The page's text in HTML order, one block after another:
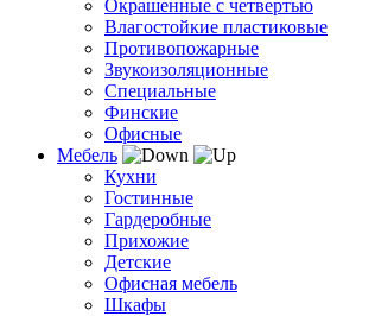
Окрашенные с четвертью
Влагостойкие пластиковые
Противопожарные
Звукоизоляционные
Специальные
Финские
Офисные
Мебель
Кухни
Гостинные
Гардеробные
Прихожие
Детские
Офисная мебель
Шкафы